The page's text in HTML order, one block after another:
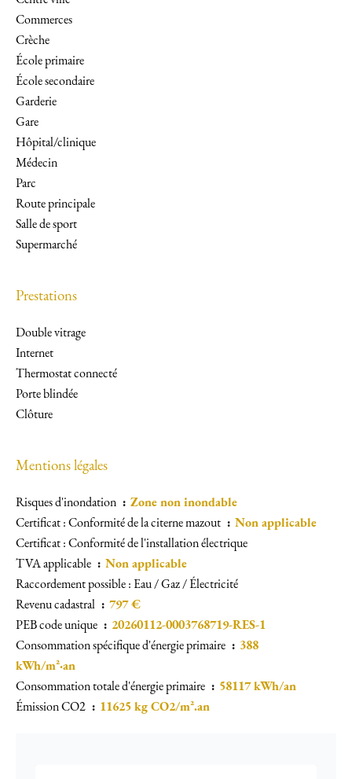
Commerces
Crèche
École primaire
École secondaire
Garderie
Gare
Hôpital/clinique
Médecin
Parc
Route principale
Salle de sport
Supermarché
Prestations
Double vitrage
Internet
Thermostat connecté
Porte blindée
Clôture
Mentions légales
Risques d'inondation
Zone non inondable
Certificat : Conformité de la citerne mazout
Non applicable
Certificat : Conformité de l'installation électrique
TVA applicable
Non applicable
Raccordement possible : Eau / Gaz / Électricité
Revenu cadastral
797 €
PEB code unique
20260112-0003768719-RES-1
Consommation spécifique d'énergie primaire
388
kWh/m²·an
Consommation totale d'énergie primaire
58117 kWh/an
Émission CO2
11625 kg CO2/m².an